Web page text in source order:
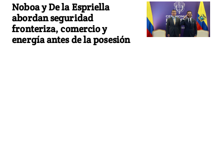
Noboa y De la Espriella
abordan seguridad
fronteriza, comercio y
energía antes de la posesión